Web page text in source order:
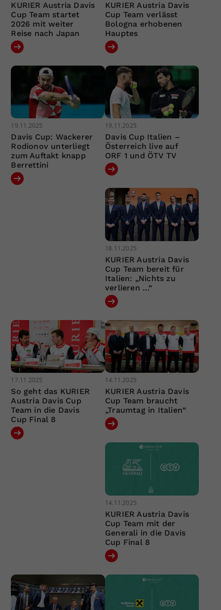
KURIER Austria Davis
Cup Team startet
2026 mit weiter
Reise nach Japan
KURIER Austria Davis
Cup Team verlässt
Bologna erhobenen
Hauptes
19.11.2025
Davis Cup: Wackerer
Rodionov unterliegt
zum Auftakt knapp
Berrettini
19.11.2025
Davis Cup Italien –
Österreich live auf
ORF 1 und ÖTV TV
18.11.2025
KURIER Austria Davis
Cup Team bereit für
Italien: „Nichts zu
verlieren …“
17.11.2025
So geht das KURIER
Austria Davis Cup
Team in die Davis
Cup Final 8
14.11.2025
KURIER Austria Davis
Cup Team braucht
„Traumtag in Italien“
14.11.2025
KURIER Austria Davis
Cup Team mit der
Generali in die Davis
Cup Final 8